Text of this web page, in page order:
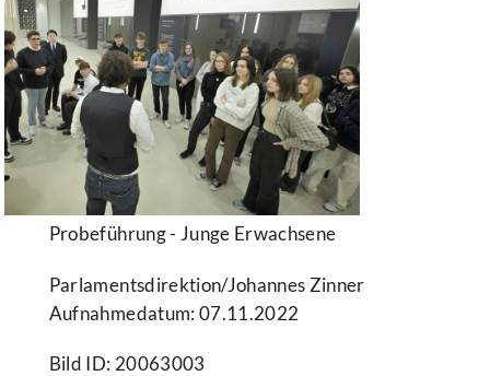
Probeführung - Junge Erwachsene
Parlamentsdirektion/​Johannes Zinner
Aufnahmedatum: 07.11.2022
Bild ID: 20063003